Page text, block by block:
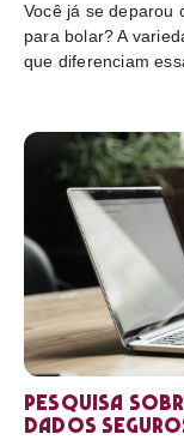
Você já se deparou
para bolar? A
que diferenciam
Pesquisa
dados